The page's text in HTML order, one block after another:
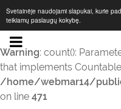
Svetainėje naudojami slapukai, kurie
teikiamų paslaugų kokybę.
Warning: count():
that implements
/home/webmar14/
on line 471